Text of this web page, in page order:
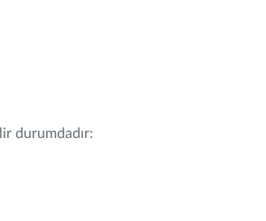
durumdadır: